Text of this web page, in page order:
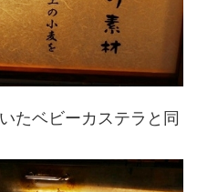
たベビーカステラと同